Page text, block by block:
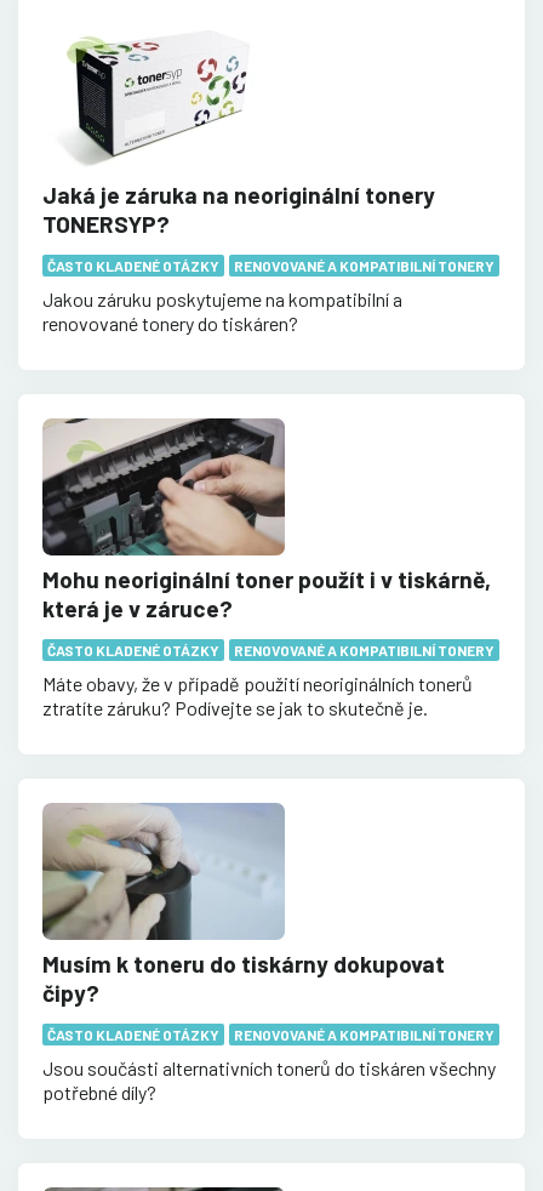
Jaká je záruka na neoriginální tonery
TONERSYP?
ČASTO KLADENÉ OTÁZKY RENOVOVANÉ A KOMPATIBILNÍ TONERY
Jakou záruku poskytujeme na kompatibilní a
renovované tonery do tiskáren?
Mohu neoriginální toner použít i v tiskárně,
která je v záruce?
ČASTO KLADENÉ OTÁZKY RENOVOVANÉ A KOMPATIBILNÍ TONERY
Máte obavy, že v případě použití neoriginálních tonerů
ztratíte záruku? Podívejte se jak to skutečně je.
Musím k toneru do tiskárny dokupovat
čipy?
ČASTO KLADENÉ OTÁZKY RENOVOVANÉ A KOMPATIBILNÍ TONERY
Jsou součásti alternativních tonerů do tiskáren všechny
potřebné díly?